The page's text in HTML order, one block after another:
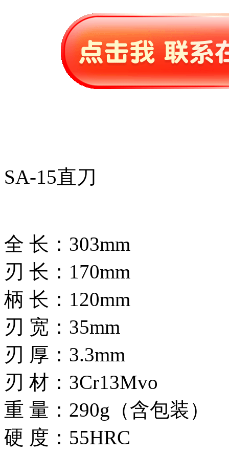
SA-15直刀
全 长：303mm
刃 长：170mm
柄 长：120mm
刃 宽：35mm
刃 厚：3.3mm
刃 材：3Cr13Mvo
重 量：290g（含包装）
硬 度：55HRC